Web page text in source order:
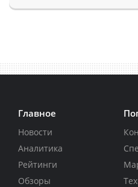
Главное
Новости
Аналитика
Рейтинги
Обзоры